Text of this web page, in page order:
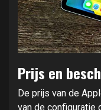
Prijs en
De prijs van de
van de configuratie